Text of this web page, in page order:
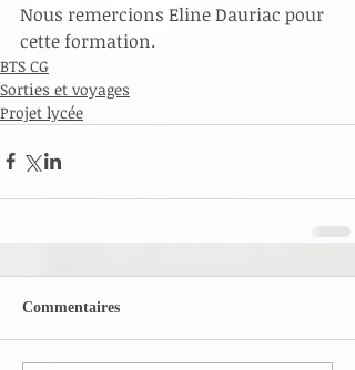
Nous remercions Eline Dauriac pour
cette formation.
BTS CG
Sorties et voyages
Projet lycée
Commentaires